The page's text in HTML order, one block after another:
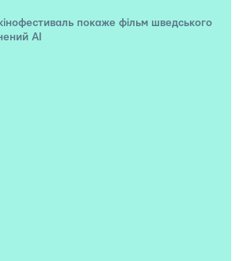
покаже фільм шведського
AI